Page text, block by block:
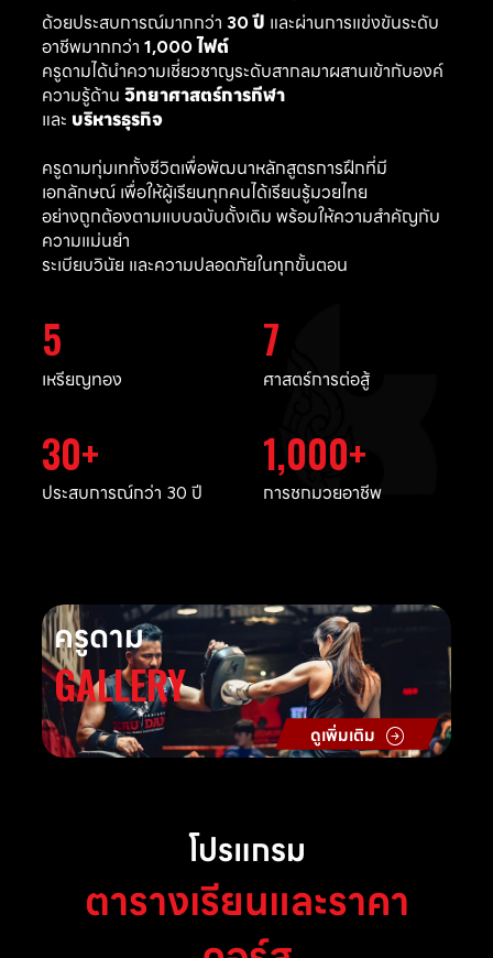
ด้วยประสบการณ์มากกว่า 30 ปี และผ่านการแข่งขันระดับ
อาชีพมากกว่า 1,000 ไฟต์
ครูดามได้นำความเชี่ยวชาญระดับสากลมาผสานเข้ากับองค์
ความรู้ด้าน วิทยาศาสตร์การกีฬา
และ บริหารธุรกิจ
ครูดามทุ่มเททั้งชีวิตเพื่อพัฒนาหลักสูตรการฝึกที่มี
เอกลักษณ์ เพื่อให้ผู้เรียนทุกคนได้เรียนรู้มวยไทย
อย่างถูกต้องตามแบบฉบับดั้งเดิม พร้อมให้ความสำคัญกับ
ความแม่นยำ
ระเบียบวินัย และความปลอดภัยในทุกขั้นตอน
5
เหรียญทอง
7
ศาสตร์การต่อสู้
30
ประสบการณ์กว่า 30 ปี
1,000
การชกมวยอาชีพ
ครูดาม
GALLERY
ดูเพิ่มเติม
โปรแกรม
ตารางเรียนและราคา